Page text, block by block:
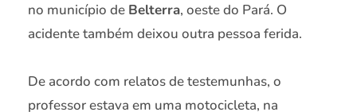
no município de Belterra, oeste do Pará. O
acidente também deixou outra pessoa ferida.
De acordo com relatos de testemunhas, o
professor estava em uma motocicleta, na